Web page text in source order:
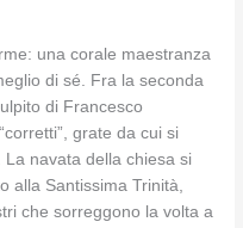
una corale maestranza
di sé. Fra la seconda
di Francesco
grate da cui si
navata della chiesa si
alla Santissima Trinità,
che sorreggono la volta a